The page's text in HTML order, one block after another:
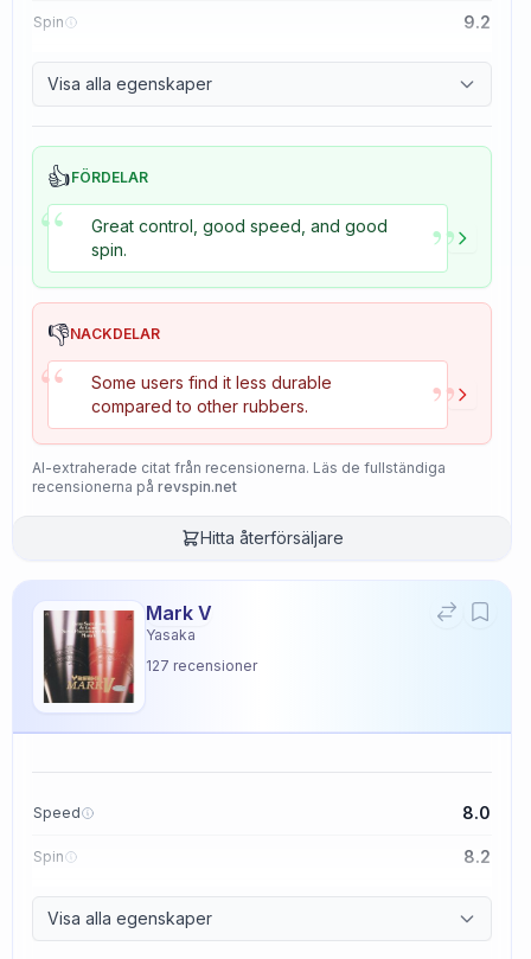
Spin 9.2
Visa alla egenskaper
👍FÖRDELAR
“
Great control, good speed, and good
spin.
”
👎NACKDELAR
“
Some users find it less durable
compared to other rubbers.
”
AI-extraherade citat från recensionerna. Läs de fullständiga
recensionerna på revspin.net
Hitta återförsäljare
Mark V
Yasaka
127 recensioner
Speed 8.0
Spin 8.2
Control 8.7
Tackiness 2.6
Visa alla egenskaper